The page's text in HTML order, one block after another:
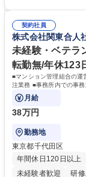
幅広い業務の体得が
募集職種 【総務】未
再雇用有
対処できる・新しい
取得や通信教育など
賃の50%（月額7万円まで）を補助 学歴・
力： 資格：
契約社員
株式会社関東合人
未経験・ベテラ
転勤無/年休123
■マンション管理組合の運
注業務 ■事務所内での事
月給
38万円
勤務地
東京都千代田区
年間休日120日以上
未経験者歓迎
研修